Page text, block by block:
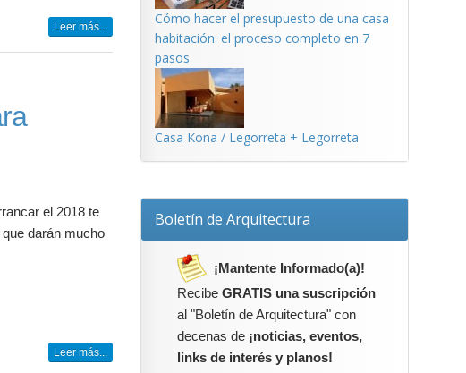
Leer más...
el 2018 te
darán mucho
Leer más...
Cómo hacer el presupuesto de una casa
habitación: el proceso completo en 7
pasos
Casa Kona / Legorreta + Legorreta
Boletín de Arquitectura
¡Mantente Informado(a)!
Recibe GRATIS una suscripción
al "Boletín de Arquitectura" con
decenas de ¡noticias, eventos,
links de interés y planos!